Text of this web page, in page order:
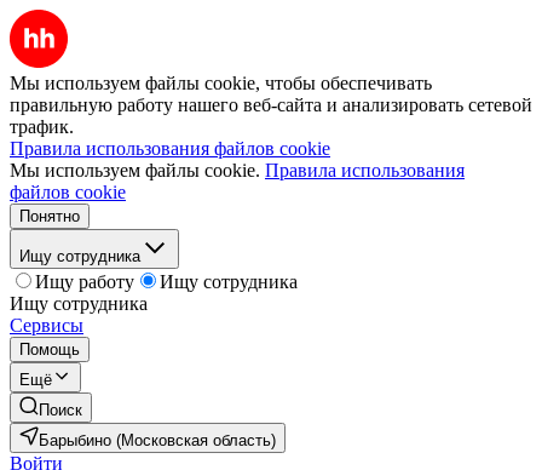
Мы используем файлы cookie, чтобы обеспечивать
правильную работу нашего веб-сайта и анализировать сетевой
трафик.
Правила использования файлов cookie
Мы используем файлы cookie. Правила использования
файлов cookie
Понятно
Ищу сотрудника
Ищу работу
Ищу сотрудника
Ищу сотрудника
Сервисы
Помощь
Ещё
Поиск
Барыбино (Московская область)
Войти